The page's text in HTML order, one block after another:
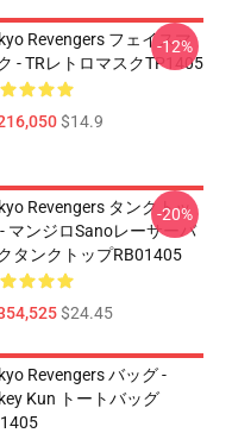
Revengers フェイスマ
- TRレトロマスクTP1405
$14.9
-12%
Revengers タンクトッ
マンジロSanoレーサーバ
タンクトップRB01405
$24.45
-20%
Revengers バッグ -
Kun トートバッグ